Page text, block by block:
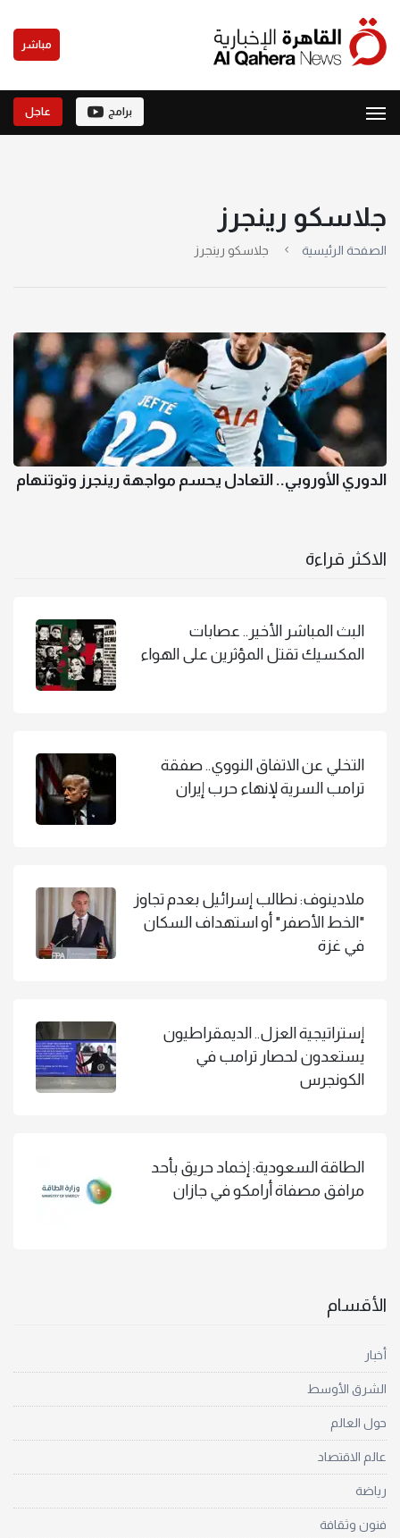
مباشر
برامج عاجل
جلاسكو رينجرز
الصفحة الرئيسية جلاسكو رينجرز
الدوري الأوروبي.. التعادل يحسم مواجهة رينجرز وتوتنهام
الاكثر قراءة
البث المباشر الأخير.. عصابات
المكسيك تقتل المؤثرين على الهواء
التخلي عن الاتفاق النووي.. صفقة
ترامب السرية لإنهاء حرب إيران
ملادينوف: نطالب إسرائيل بعدم تجاوز
"الخط الأصفر" أو استهداف السكان
في غزة
إستراتيجية العزل.. الديمقراطيون
يستعدون لحصار ترامب في
الكونجرس
الطاقة السعودية: إخماد حريق بأحد
مرافق مصفاة أرامكو في جازان
الأقسام
أخبار
الشرق الأوسط
حول العالم
عالم الاقتصاد
رياضة
فنون وثقافة